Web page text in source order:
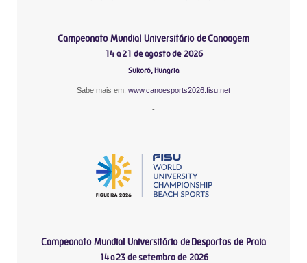
Campeonato Mundial Universitário de Canoagem
14 a 21 de agosto de 2026
Sukoró, Hungria
Sabe mais em: www.canoesports2026.fisu.net
-
Campeonato Mundial Universitário de Desportos de Praia
14 a 23 de setembro de 2026